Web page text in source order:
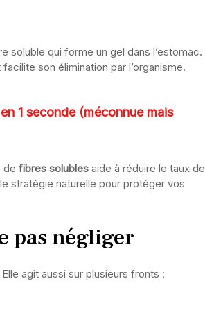
soluble qui forme un gel dans l’estomac.
son élimination par l’organisme.
1 seconde (méconnue mais
de fibres solubles aide à réduire le taux de
stratégie naturelle pour protéger vos
pas négliger
agit aussi sur plusieurs fronts :